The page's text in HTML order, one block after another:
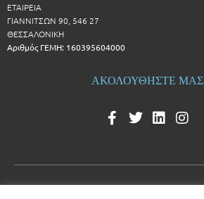
ΕΤΑΙΡΕΙΑ
ΓΙΑΝΝΙΤΣΩΝ 90, 546 27
ΘΕΣΣΑΛΟΝΙΚΗ
Αριθμός ΓΕΜΗ: 160395604000
ΑΚΟΛΟΥΘΗΣΤΕ ΜΑΣ